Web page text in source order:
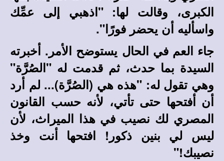
الكبرى، وقالت لها: "اذهبي إلى عمِّك
واسأليه أن يحضر فورًا".
جاء العم في الحال يستوضح الأمر. أخبرته
السيدة بما حدث، ثم قدمت له "الصُرَّة"
وهي تقول له: "هذه هي (الصُرَّة)... لم أرد
أن أفتحها حتى تأتي، لأنه حسب القانون
المصري لك نصيب في هذا الميراث، لأن
ليس لي بنين ذكور! افتحها أنت وخذ
نصيبك!"